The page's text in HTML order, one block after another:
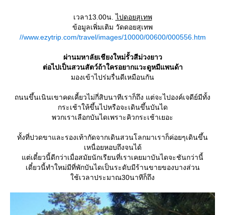
เวลา13.00น.ไปดอยสุเทพ
ข้อมูลเพิ่มเติม วัดดอยสุเทพ
//www.ezytrip.com/travel/images/10000/00600/000556.htm
ผ่านมหาลัยเชียงใหม่รั้วสีม่วงยาว
ต่อไปเป็นสวนสัตว์ถ้าใครอยากแวะดูหมีแพนด้า
มองเข้าไปร่มรื่นดีเหมือนกัน
ถนนขึ้นเนินเขาคดเคี้ยวไม่กี่สิบนาทีเราก็ถึง แต่จะไปองค์เจดีย์มีทั้ง
กระเช้าให้ขึ้นไปหรือจะเดินขึ้นบันได
พวกเราเลือกบันไดเพราะคิวกระเช้าเยอะ
ทั้งที่ปวดขาและรองเท้ากัดจากเดินสวนโลกมาเราก็ค่อยๆเดินขึ้น
เหนื่อยหอบถึงจนได้
ต่เดี๋ยวนี้ดีกว่าเมื่อสมัยนักเรียนที่เราเคยมาบันไดจะชันกว่านี้
เดี๋ยวนี้ทำใหม่มีที่พักบันไดเป็นระดับมีร้านขายของบางส่วน
ช้เวลาประมาณ30นาทีก็ถึง